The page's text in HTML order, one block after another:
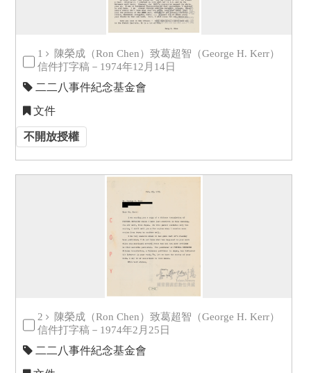
1
陳榮成（Ron Chen）致葛超智（George H. Kerr）
信件打字稿－1974年12月14日
二二八事件紀念基金會
文件
不開放授權
2
陳榮成（Ron Chen）致葛超智（George H. Kerr）
信件打字稿－1974年2月25日
二二八事件紀念基金會